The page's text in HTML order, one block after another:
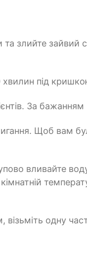
злийте зайвий
хвилин під
За
Щоб вам
вливайте
одну